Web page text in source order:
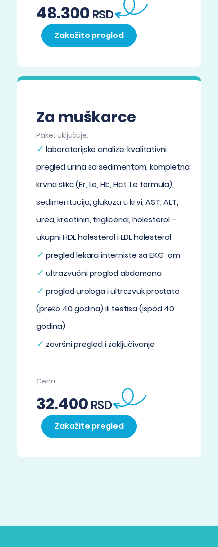
48.300 RSD
Zakažite pregled
Za muškarce
Paket uključuje:
laboratorijske analize: kvalitativni
pregled urina sa sedimentom, kompletna
krvna slika (Er, Le, Hb, Hct, Le formula),
sedimentacija, glukoza u krvi, AST, ALT,
urea, kreatinin, trigliceridi, holesterol –
ukupni HDL holesterol i LDL holesterol
pregled lekara interniste sa EKG-om
ultrazvučni pregled abdomena
pregled urologa i ultrazvuk prostate
(preko 40 godina) ili testisa (ispod 40
godina)
završni pregled i zaključivanje
Cena:
32.400 RSD
Zakažite pregled
→